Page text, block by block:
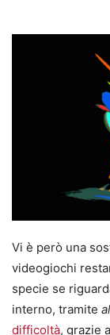
Vi è però una
videogiochi
specie se
interno, tramite
difficoltà, grazie